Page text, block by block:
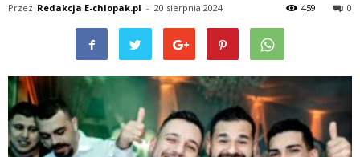
Przez Redakcja E-chlopak.pl - 20 sierpnia 2024 0
459